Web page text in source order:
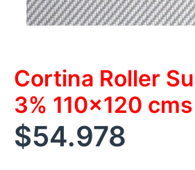
Cortina Roller
3% 110×120
$54.978